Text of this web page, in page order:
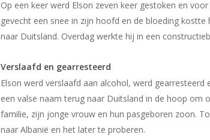
Op een keer werd Elson zeven keer gestoken en
gevecht een snee in zijn hoofd en de bloeding
naar Duitsland. Overdag werkte hij in een
Verslaafd en gearresteerd
Elson werd verslaafd aan alcohol, werd
een valse naam terug naar Duitsland in de hoop
familie, zijn jonge vrouw en hun pasgeboren zoon.
naar Albanië en het later te proberen.